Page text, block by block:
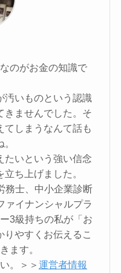
のがお金の知識で
汚いものという認識
きませんでした。そ
てしまうなんて話も
たいという強い信念
ち上げました。
務士、中小企業診断
ァイナンシャルプラ
3級持ちの私が「お
やすくお伝えるこ
ます。
。＞＞ 運営者情報